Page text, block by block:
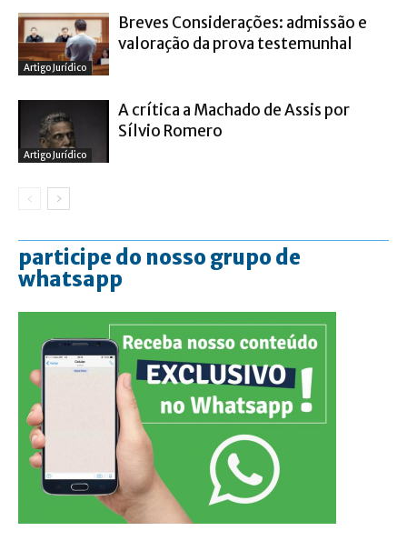
Artigo Jurídico
Breves Considerações: admissão e
valoração da prova testemunhal
Artigo Jurídico
A crítica a Machado de Assis por
Sílvio Romero
participe do nosso grupo de
whatsapp